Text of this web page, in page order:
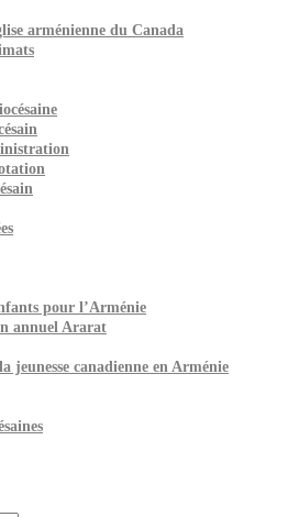
arménienne du Canada
pour l’Arménie
annuel Ararat
jeunesse canadienne en Arménie